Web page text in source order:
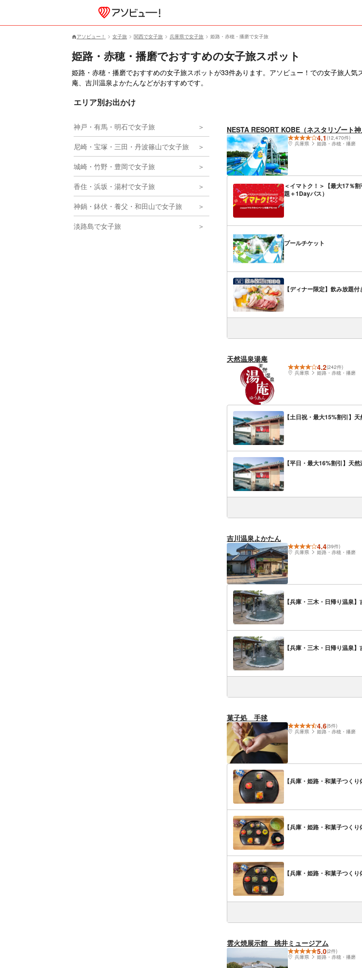
アソビュー！ 女子旅 関西で女子旅 兵庫県で女子旅 姫路・赤穂・播磨で女子旅
姫路・赤穂・播磨でおすすめの女子旅スポット
姫路・赤穂・播磨でおすすめの女子旅スポットが33件あります。アソビュー！での女子旅人
庵、吉川温泉よかたんなどがおすすめです。
NESTA RESORT KOBE（ネスタリゾート神
4.1(12,470件)
兵庫県
姫路・赤穂・播磨
＜イマトク！＞【最大17％
題＋1Dayパス）
プールチケット
【ディナー限定】飲み放題
天然温泉湯庵
4.2(242件)
兵庫県
姫路・赤穂・播磨
【土日祝・最大15%割引】
【平日・最大16%割引】天
吉川温泉よかたん
4.4(39件)
兵庫県
姫路・赤穂・播磨
【兵庫・三木・日帰り温泉
【兵庫・三木・日帰り温泉
菓子処 手毬
4.6(5件)
兵庫県
姫路・赤穂・播磨
【兵庫・姫路・和菓子つく
【兵庫・姫路・和菓子つく
【兵庫・姫路・和菓子つく
雲火焼展示館 桃井ミュージアム
5.0(2件)
兵庫県
姫路・赤穂・播磨
エリア別お出かけ
神戸・有馬・明石で女子旅
尼崎・宝塚・三田・丹波篠山で女子旅
城崎・竹野・豊岡で女子旅
香住・浜坂・湯村で女子旅
神鍋・鉢伏・養父・和田山で女子旅
淡路島で女子旅